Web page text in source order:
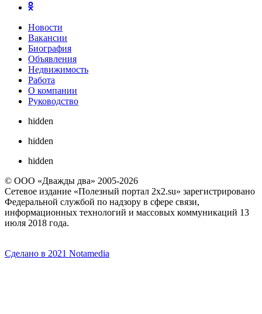
Новости
Вакансии
Биография
Объявления
Недвижимость
Работа
О компании
Руководство
hidden
hidden
hidden
© ООО «Дважды два» 2005-2026
Сетевое издание «Полезный портал 2x2.su» зарегистрировано
Федеральной службой по надзору в сфере связи,
информационных технологий и массовых коммуникаций 13
июля 2018 года.
Сделано в 2021 Notamedia